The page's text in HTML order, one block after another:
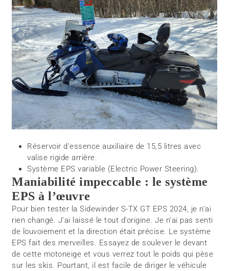
Réservoir d’essence auxiliaire de 15,5 litres avec
valise rigide arrière.
Système EPS variable (Electric Power Steering).
Maniabilité impeccable : le système
EPS à l’œuvre
Pour bien tester la Sidewinder S-TX GT EPS 2024, je n’ai
rien changé. J’ai laissé le tout d’origine. Je n’ai pas senti
de louvoiement et la direction était précise. Le système
EPS fait des merveilles. Essayez de soulever le devant
de cette motoneige et vous verrez tout le poids qui pèse
sur les skis. Pourtant, il est facile de diriger le véhicule